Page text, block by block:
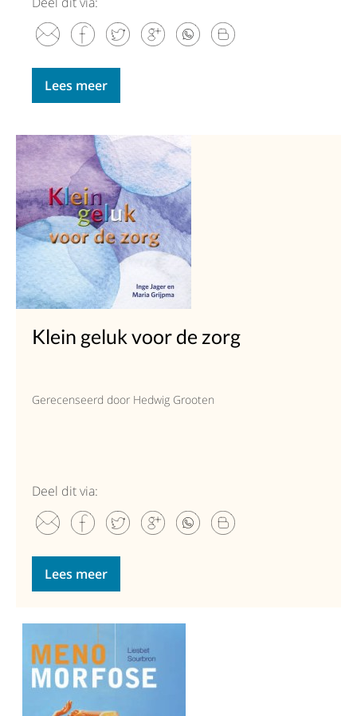
Lees meer
Klein geluk voor de zorg
Gerecenseerd door Hedwig Grooten
Deel dit via:
Lees meer